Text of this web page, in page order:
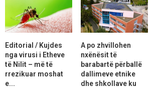
Editorial / Kujdes
nga virusi i Etheve
të Nilit – më të
rrezikuar moshat
e...
A po zhvillohen
nxënësit të
barabartë përballë
dallimeve etnike
dhe shkollave ku